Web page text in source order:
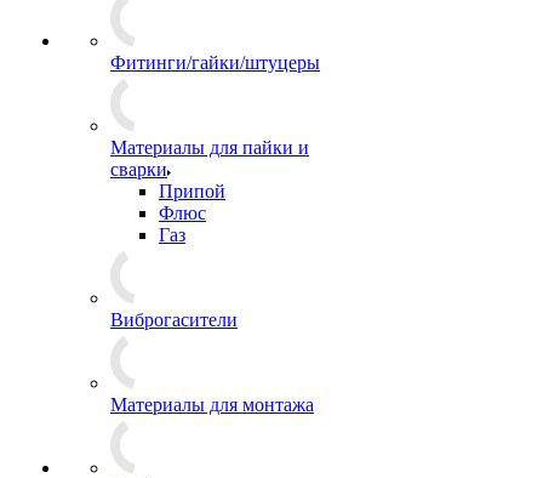
Фитинги/гайки/штуцеры
Материалы для пайки и
сварки
Припой
Флюс
Газ
Виброгасители
Материалы для монтажа